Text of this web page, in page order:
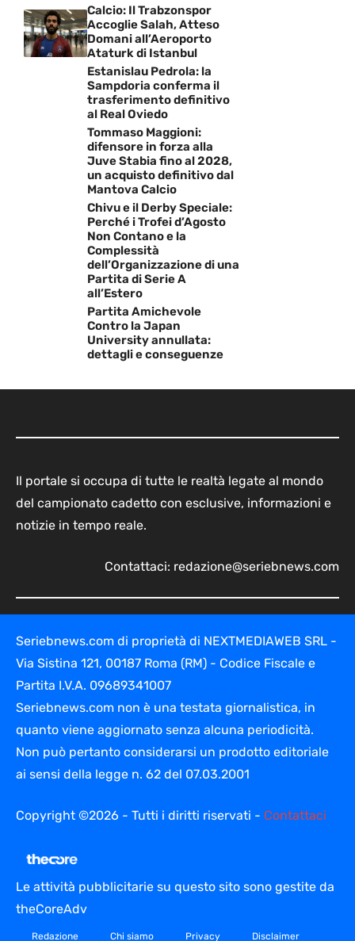
Calcio: Il Trabzonspor
Accoglie Salah, Atteso
Domani all’Aeroporto
Ataturk di Istanbul
Estanislau Pedrola: la
Sampdoria conferma il
trasferimento definitivo
al Real Oviedo
Tommaso Maggioni:
difensore in forza alla
Juve Stabia fino al 2028,
un acquisto definitivo dal
Mantova Calcio
Chivu e il Derby Speciale:
Perché i Trofei d’Agosto
Non Contano e la
Complessità
dell’Organizzazione di una
Partita di Serie A
all’Estero
Partita Amichevole
Contro la Japan
University annullata:
dettagli e conseguenze
Il portale si occupa di tutte le realtà legate al mondo
del campionato cadetto con esclusive, informazioni e
notizie in tempo reale.
Contattaci: redazione@seriebnews.com
Seriebnews.com di proprietà di NEXTMEDIAWEB SRL -
Via Sistina 121, 00187 Roma (RM) - Codice Fiscale e
Partita I.V.A. 09689341007
Seriebnews.com non è una testata giornalistica, in
quanto viene aggiornato senza alcuna periodicità.
Non può pertanto considerarsi un prodotto editoriale
ai sensi della legge n. 62 del 07.03.2001
Copyright ©2026 - Tutti i diritti riservati - Contattaci
Le attività pubblicitarie su questo sito sono gestite da
theCoreAdv
Redazione Chi siamo Privacy Disclaimer